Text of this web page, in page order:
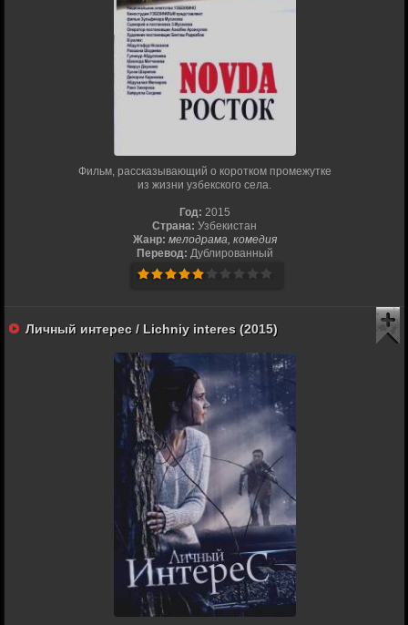
Фильм, рассказывающий о коротком промежутке
из жизни узбекского села.
Год: 2015
Страна: Узбекистан
Жанр: мелодрама, комедия
Перевод: Дублированный
Личный интерес / Lichniy interes (2015)